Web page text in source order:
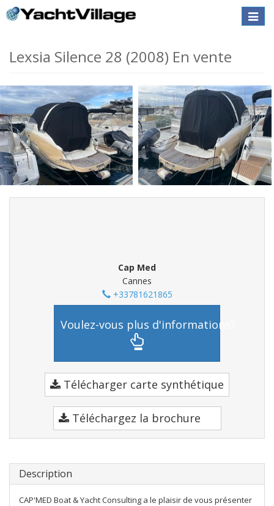
Toggle
Lexsia Silence 28 (2008) En vente
Cap Med
Cannes
+33781621865
Voulez-vous plus d'informations?
Télécharger carte synthétique
Téléchargez la brochure
Description
CAP'MED Boat & Yacht Consulting a le plaisir de vous présenter